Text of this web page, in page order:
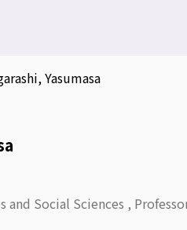
Yasumasa
Social Sciences ,